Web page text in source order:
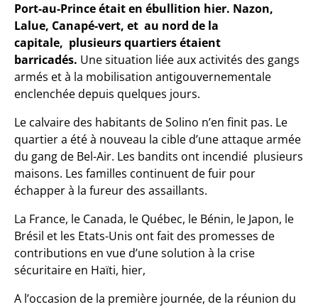
Port-au-Prince était en ébullition hier. Nazon,
Lalue, Canapé-vert, et au nord de la
capitale, plusieurs quartiers étaient
barricadés. Une situation liée aux activités des gangs
armés et à la mobilisation antigouvernementale
enclenchée depuis quelques jours.
Le calvaire des habitants de Solino n’en finit pas. Le
quartier a été à nouveau la cible d’une attaque armée
du gang de Bel-Air. Les bandits ont incendié plusieurs
maisons. Les familles continuent de fuir pour
échapper à la fureur des assaillants.
La France, le Canada, le Québec, le Bénin, le Japon, le
Brésil et les Etats-Unis ont fait des promesses de
contributions en vue d’une solution à la crise
sécuritaire en Haïti, hier,
A l’occasion de la première journée, de la réunion du